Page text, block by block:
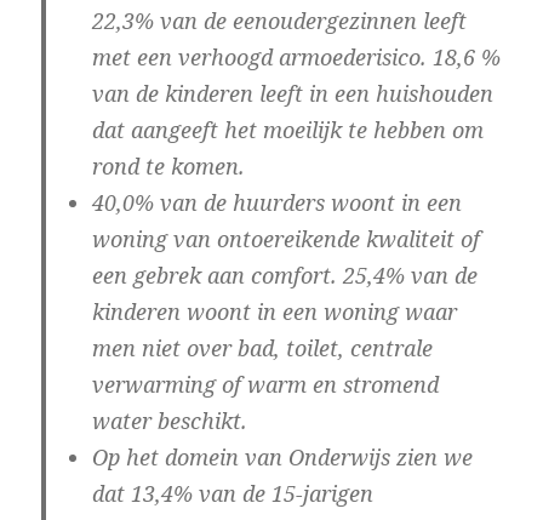
22,3% van de eenoudergezinnen leeft
met een verhoogd armoederisico. 18,6 %
van de kinderen leeft in een huishouden
dat aangeeft het moeilijk te hebben om
rond te komen.
40,0% van de huurders woont in een
woning van ontoereikende kwaliteit of
een gebrek aan comfort. 25,4% van de
kinderen woont in een woning waar
men niet over bad, toilet, centrale
verwarming of warm en stromend
water beschikt.
Op het domein van Onderwijs zien we
dat 13,4% van de 15-jarigen